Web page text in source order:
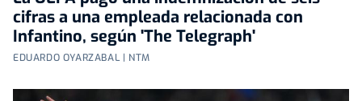
cifras a una empleada relacionada con
Infantino, según 'The Telegraph'
EDUARDO OYARZABAL | NTM